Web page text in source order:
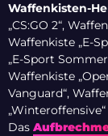
Waffenkisten-
„CS:GO 2“,
Waffenkiste „E-
„E-Sport
Waffenkiste
Vanguard“,
„Winteroffensive“
Das